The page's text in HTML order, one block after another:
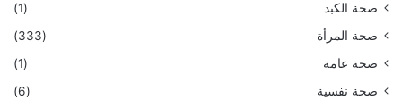
صحة الكبد
(1)
صحة المرأة
(333)
صحة عامة
(1)
صحة نفسية
(6)